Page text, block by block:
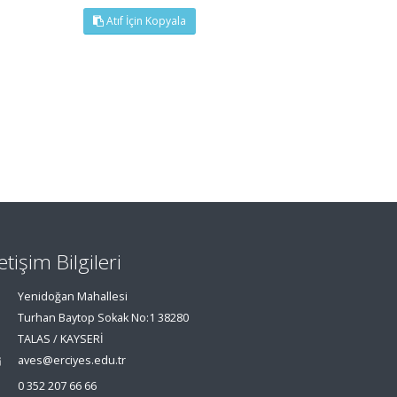
Atıf İçin Kopyala
Bilgileri
Yenidoğan Mahallesi
Turhan Baytop Sokak No:1 38280
TALAS / KAYSERİ
aves@erciyes.edu.tr
0 352 207 66 66